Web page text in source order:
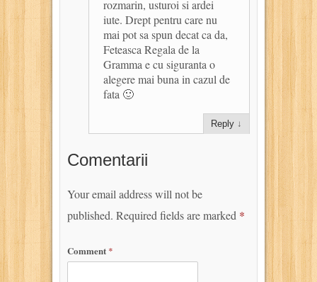
rozmarin, usturoi si ardei
iute. Drept pentru care nu
mai pot sa spun decat ca da,
Feteasca Regala de la
Gramma e cu siguranta o
alegere mai buna in cazul de
fata 🙂
Reply ↓
Comentarii
Your email address will not be
published. Required fields are marked *
Comment *